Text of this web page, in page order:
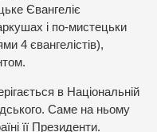
Євангеліє
і по-мистецьки
4 євангелістів),
в Національній
Саме на ньому
її Президенти.